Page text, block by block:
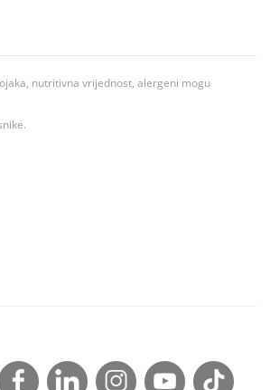
nutritivna vrijednost, alergeni mogu